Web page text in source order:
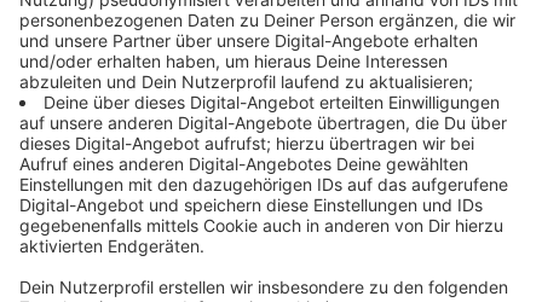
muss die Stadt alle Server außer Betrieb nehmen.
Heißt Computerprogramme funktionieren nicht, E-
Mails beantworten geht nicht und die Telefone
bleiben stumm. Auch Online-Ausleihen in der
Stadtbücherei sind nicht möglich. Betroffen sind
außerdem die Musikschule, die Alte Sparkasse und das
Stadtarchiv. Einzige Ausnahme: Die Feuer- und
Rettungswache. Sie bleibt erreichbar und vollständig
einsatzbereit. Die Arbeiten sind bis einschließlich
Sonntag geplant. Am Montag sollen Sie alle